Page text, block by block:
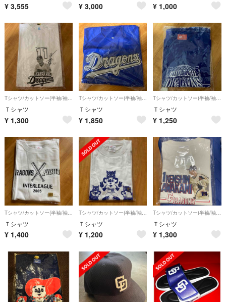
¥ 3,555 ¥ 3,000 ¥ 1,000
Tシャツ/カットソー(半袖/袖なし)
Ｔシャツ
¥ 1,300
Tシャツ/カットソー(半袖/袖なし)
Ｔシャツ
¥ 1,850
Tシャツ/カットソー(半袖/袖なし)
Ｔシャツ
¥ 1,250
Ｔシャツ
¥ 1,400
Ｔシャツ
¥ 1,200
Ｔシャツ
¥ 1,300